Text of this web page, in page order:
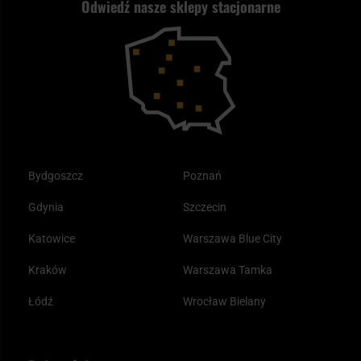
Reklamacje i gwarancja
Odwiedź nasze sklepy stacjonarne
Bydgoszcz
Gdynia
Katowice
Kraków
Łódź
Poznań
Szczecin
Warszawa Blue City
Warszawa Tamka
Wrocław Bielany
Kupony i kody rabatowe
Plecak ewakuacyjny preppersa
Samoobrona